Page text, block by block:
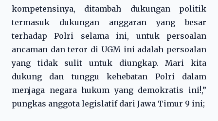
kompetensinya, ditambah dukungan politik
termasuk dukungan anggaran yang besar
terhadap Polri selama ini, untuk persoalan
ancaman dan teror di UGM ini adalah persoalan
yang tidak sulit untuk diungkap. Mari kita
dukung dan tunggu kehebatan Polri dalam
menjaga negara hukum yang demokratis ini!,”
pungkas anggota legislatif dari Jawa Timur 9 ini;